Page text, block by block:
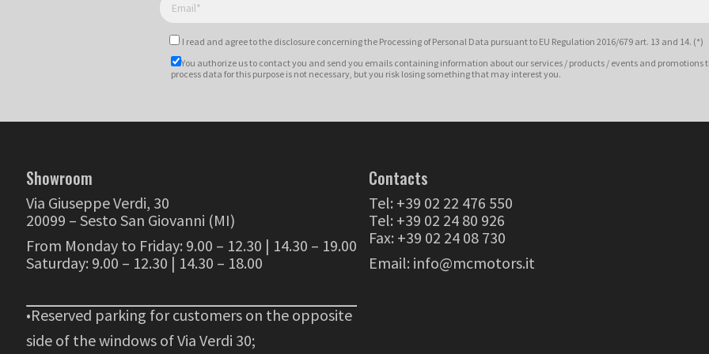
I read and agree tothe disclosure concerning the Processing of Personal Data pursuant to EU Regulation 2016/679 art. 13 and 14. (*)
You authorize us to contact you and send you emails containing information about our services / products / events and
process data for this purpose is not necessary, but you risk losing something that may interest you.
Showroom
Via Giuseppe Verdi, 30
20099 – Sesto San Giovanni (MI)
From Monday to Friday: 9.00 – 12.30 | 14.30 – 19.00
Saturday: 9.00 – 12.30 | 14.30 – 18.00
•Reserved parking for customers on the opposite
side of the windows of Via Verdi 30;
Contacts
Tel: +39 02 22 476 550
Tel: +39 02 24 80 926
Fax: +39 02 24 08 730
Email: info@mcmotors.it